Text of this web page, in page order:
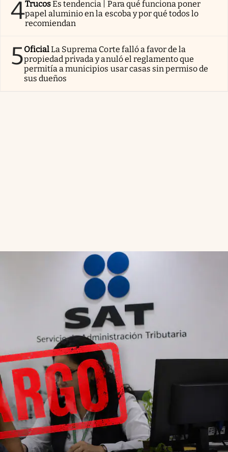
4TrucosEs tendencia | Para qué funciona poner
papel aluminio en la escoba y por qué todos lo
recomiendan
5OficialLa Suprema Corte falló a favor de la
propiedad privada y anuló el reglamento que
permitía a municipios usar casas sin permiso de
sus dueños